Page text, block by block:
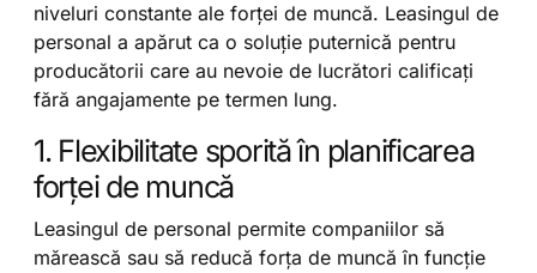
niveluri constante ale forței de muncă. Leasingul de
personal a apărut ca o soluție puternică pentru
producătorii care au nevoie de lucrători calificați
fără angajamente pe termen lung.
1. Flexibilitate sporită în planificarea
forței de muncă
Leasingul de personal permite companiilor să
mărească sau să reducă forța de muncă în funcție